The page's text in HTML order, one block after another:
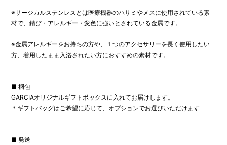
※サージカルステンレスとは医療機器のハサミやメスに使用されている素
材で、錆び・アレルギー・変色に強いとされている金属です。
※金属アレルギーをお持ちの方や、１つのアクセサリーを長く使用したい
方、着用したまま入浴されたい方におすすめの素材です。
■ 梱包
GARCIAオリジナルギフトボックスに入れてお届けします。
＊ギフトバッグはご希望に応じて、オプションでお選びいただけます
■ 発送